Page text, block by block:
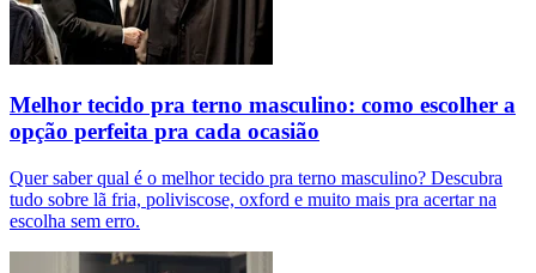
Melhor tecido pra terno masculino: como escolher a
opção perfeita pra cada ocasião
Quer saber qual é o melhor tecido pra terno masculino? Descubra
tudo sobre lã fria, poliviscose, oxford e muito mais pra acertar na
escolha sem erro.